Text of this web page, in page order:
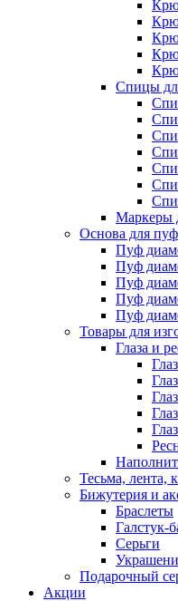
Спицы
Маркеры
Основа для
Пуф
Пуф
Пуф
Пуф
Пуф
Товары для
Глаза и
Тесьма, лента,
Бижутерия и
Браслеты
Галстук-
Серьги
Подарочный
Акции